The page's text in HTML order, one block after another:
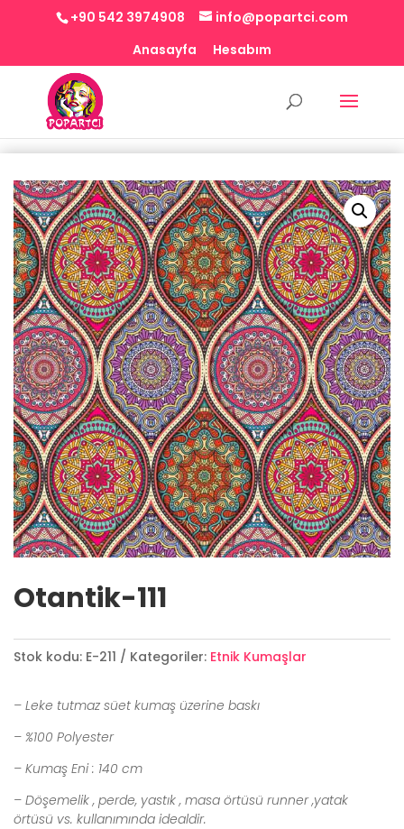
+90 542 3974908
info@popartci.com
Anasayfa
Hesabım
Otantik-111
Stok kodu: E-211 Kategoriler: Etnik Kumaşlar
– Leke tutmaz süet kumaş üzerine baskı
– %100 Polyester
– Kumaş Eni : 140 cm
– Döşemelik , perde, yastık , masa örtüsü runner ,yatak
örtüsü vs. kullanımında idealdir.